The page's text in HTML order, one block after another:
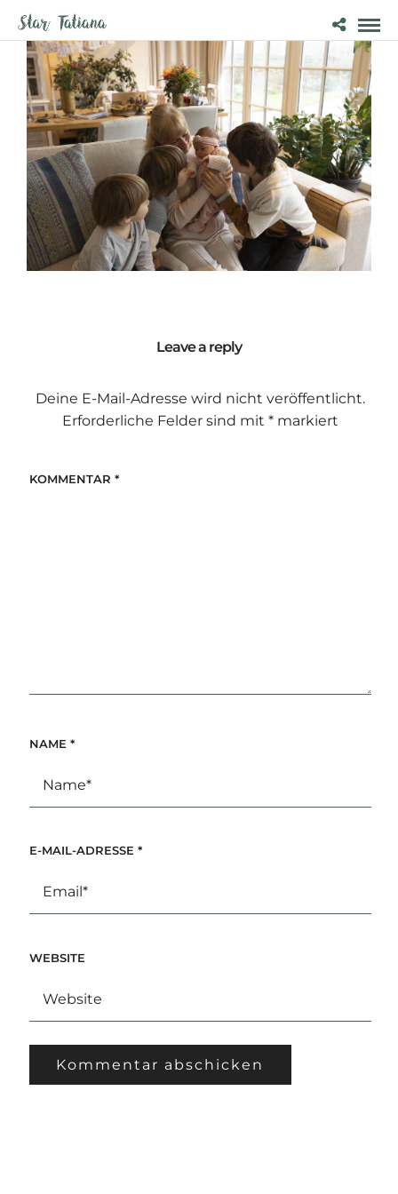
Leave a reply
Deine E-Mail-Adresse wird nicht veröffentlicht.
Erforderliche Felder sind mit *markiert
KOMMENTAR *
NAME *
E-MAIL-ADRESSE *
WEBSITE